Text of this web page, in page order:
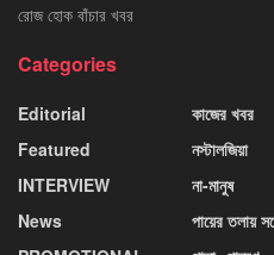
রোজ হোক বাঁচার খবর
Categories
Editorial
Featured
INTERVIEW
News
কাজের খবর
নস্টালজিয়া
না-মানুষ
পায়ের তলায়